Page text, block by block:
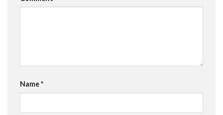
Name*